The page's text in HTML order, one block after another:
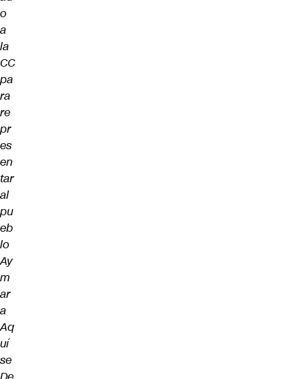
o
a
la
CC
pa
ra
re
pr
es
en
tar
al
pu
eb
lo
Ay
m
ar
a
Aq
uí
se